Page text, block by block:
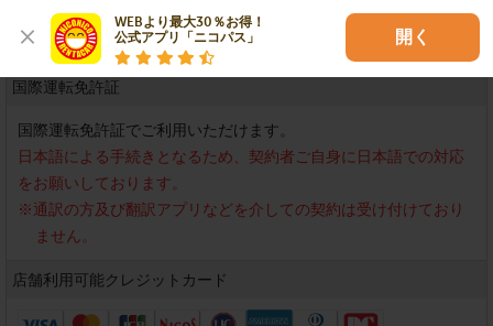
WEBより最大30％お得！
公式アプリ「ニコパス」
開く
国際運転免許証
国際運転免許証でご利用いただけます。
日本語による手続きとなるため、契約者ご自身に日本語での対応
をお願いしております。
※通訳の方及び翻訳アプリなどを介しての契約は受け付けており
ません。
店舗利用可能クレジットカード